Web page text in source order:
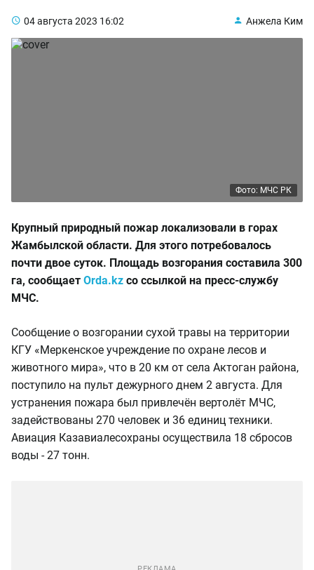
04 августа 2023 16:02 Анжела Ким
Фото: МЧС РК
Крупный природный пожар локализовали в горах
Жамбылской области. Для этого потребовалось
почти двое суток. Площадь возгорания составила 300
га, сообщает Orda.kz со ссылкой на пресс-службу
МЧС.
Сообщение о возгорании сухой травы на территории
КГУ «Меркенское учреждение по охране лесов и
животного мира», что в 20 км от села Актоган района,
поступило на пульт дежурного днем 2 августа. Для
устранения пожара был привлечён вертолёт МЧС,
задействованы 270 человек и 36 единиц техники.
Авиация Казавиалесохраны осуществила 18 сбросов
воды - 27 тонн.